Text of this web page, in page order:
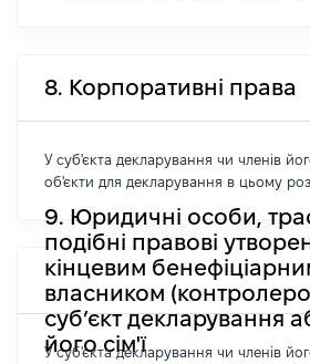
8. Корпоративні права
У суб'єкта декларування чи членів
об'єкти для декларування в цьому
9. Юридичні особи,
подібні правові
кінцевим
власником
суб’єкт декларування
його сім'ї
У суб'єкта декларування чи членів